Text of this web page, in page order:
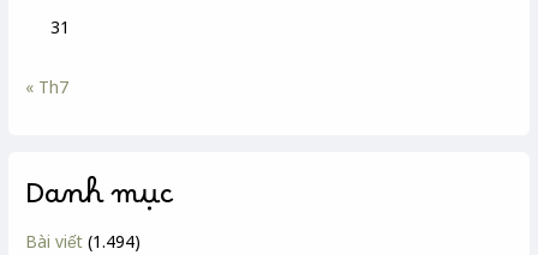
31
« Th7
Danh mục
Bài viết (1.494)